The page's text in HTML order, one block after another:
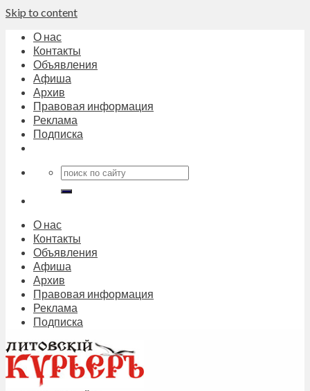
Skip to content
О нас
Контакты
Объявления
Афиша
Архив
Правовая информация
Реклама
Подписка
О нас
Контакты
Объявления
Афиша
Архив
Правовая информация
Реклама
Подписка